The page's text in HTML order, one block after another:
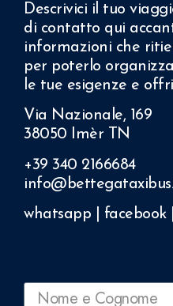
Descrivici il tuo
di contatto qui
informazioni che
per poterlo
le tue esigenze e
Via Nazionale, 169
38050 Imèr TN
+39 340 2166684
whatsapp
facebook|